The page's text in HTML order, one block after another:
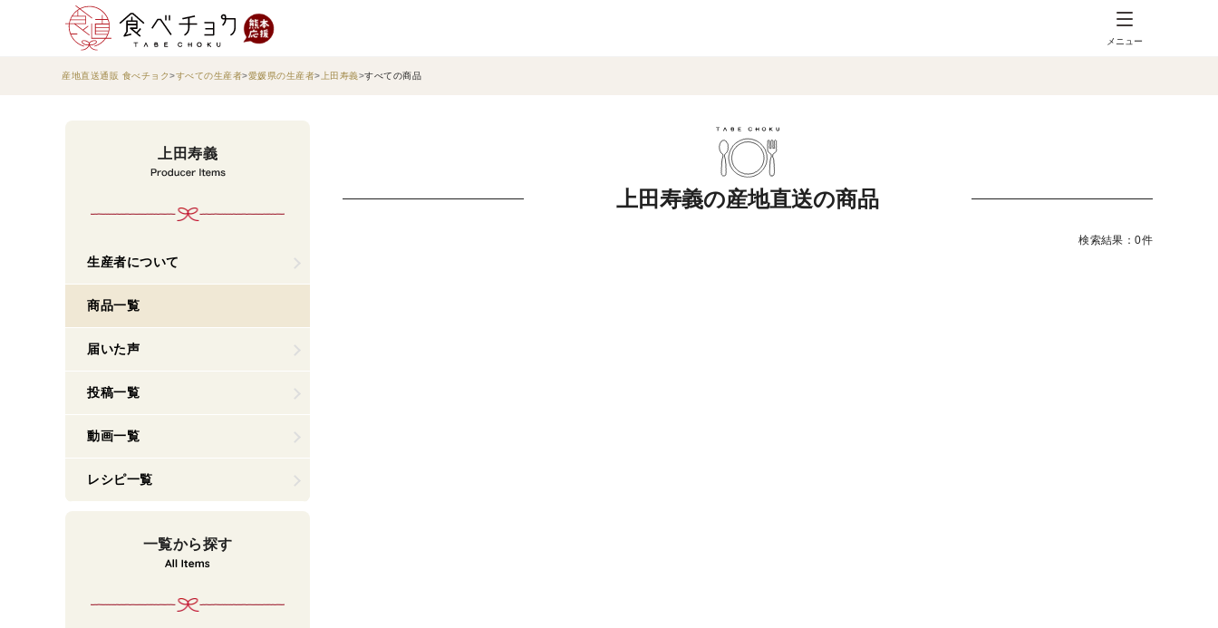
メニュー
産地直送通販 食べチョク すべての生産者 愛媛県の生産者 上田寿義 すべての商品
上田寿義
生産者について
商品一覧
届いた声
投稿一覧
動画一覧
レシピ一覧
一覧から探す
上田寿義の産地直送の商品
検索結果：0件